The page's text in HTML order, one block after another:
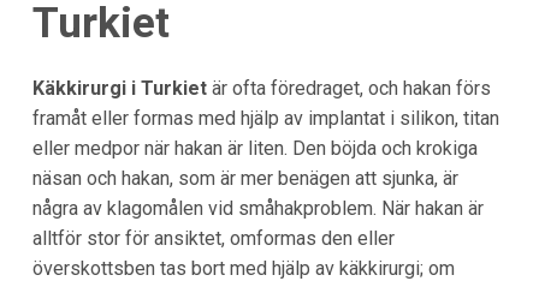
Turkiet
Käkkirurgi i Turkietär ofta föredraget, och hakan förs
framåt eller formas med hjälp av implantat i silikon, titan
eller medpor när hakan är liten. Den böjda och krokiga
näsan och hakan, som är mer benägen att sjunka, är
några av klagomålen vid småhakproblem. När hakan är
alltför stor för ansiktet, omformas den eller
överskottsben tas bort med hjälp av käkkirurgi; om